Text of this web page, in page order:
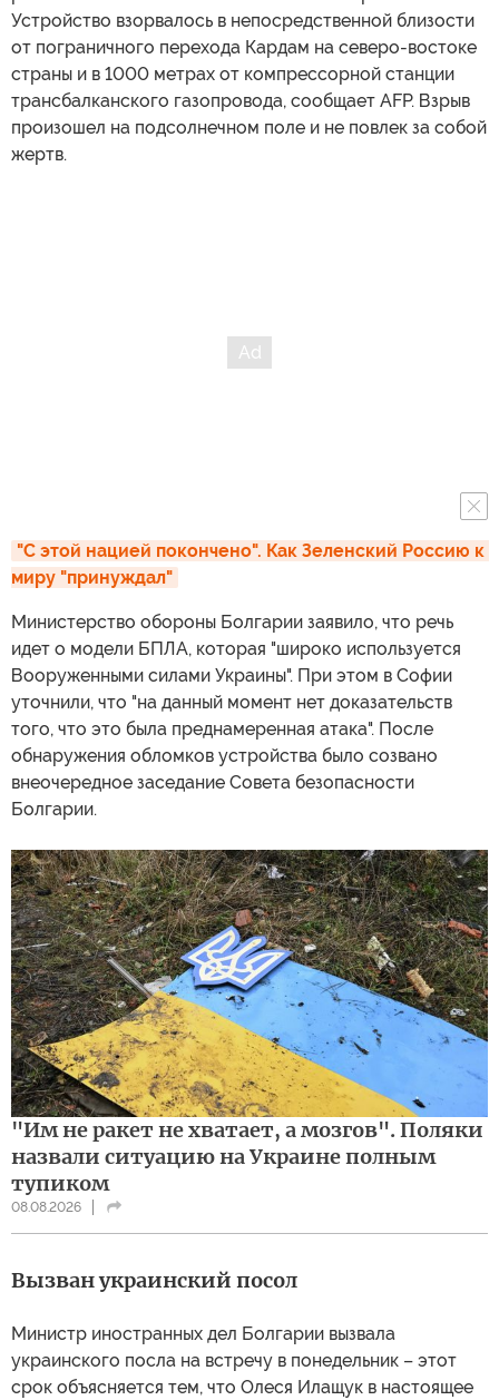
Устройство взорвалось в непосредственной близости
от пограничного перехода Кардам на северо-востоке
страны и в 1000 метрах от компрессорной станции
трансбалканского газопровода, сообщает AFP. Взрыв
произошел на подсолнечном поле и не повлек за собой
жертв.
"С этой нацией покончено". Как Зеленский Россию к
миру "принуждал"
Министерство обороны Болгарии заявило, что речь
идет о модели БПЛА, которая "широко используется
Вооруженными силами Украины". При этом в Софии
уточнили, что "на данный момент нет доказательств
того, что это была преднамеренная атака". После
обнаружения обломков устройства было созвано
внеочередное заседание Совета безопасности
Болгарии.
"Им не ракет не хватает, а мозгов". Поляки
назвали ситуацию на Украине полным
тупиком
08.08.2026
Вызван украинский посол
Министр иностранных дел Болгарии вызвала
украинского посла на встречу в понедельник – этот
срок объясняется тем, что Олеся Илащук в настоящее